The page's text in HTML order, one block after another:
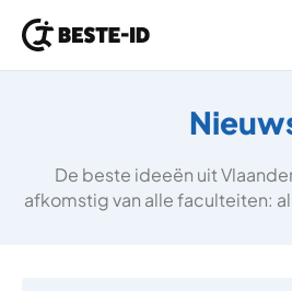
De beste ideeën uit
afkomstig van alle faculteiten: